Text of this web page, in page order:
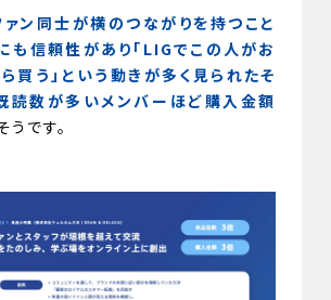
ン同士が横のつながりを持つこと
も信頼性があり「LIGでこの人がお
買う」という動きが多く見られたそ
読数が多いメンバーほど購入金額
うです。